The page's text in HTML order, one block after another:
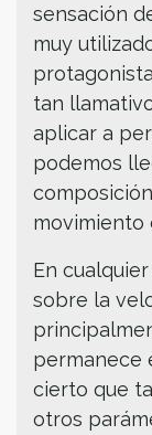
sensación
muy
tan
aplicar a
podemos
movimiento
En
sobre la
permanece
cierto que
otros